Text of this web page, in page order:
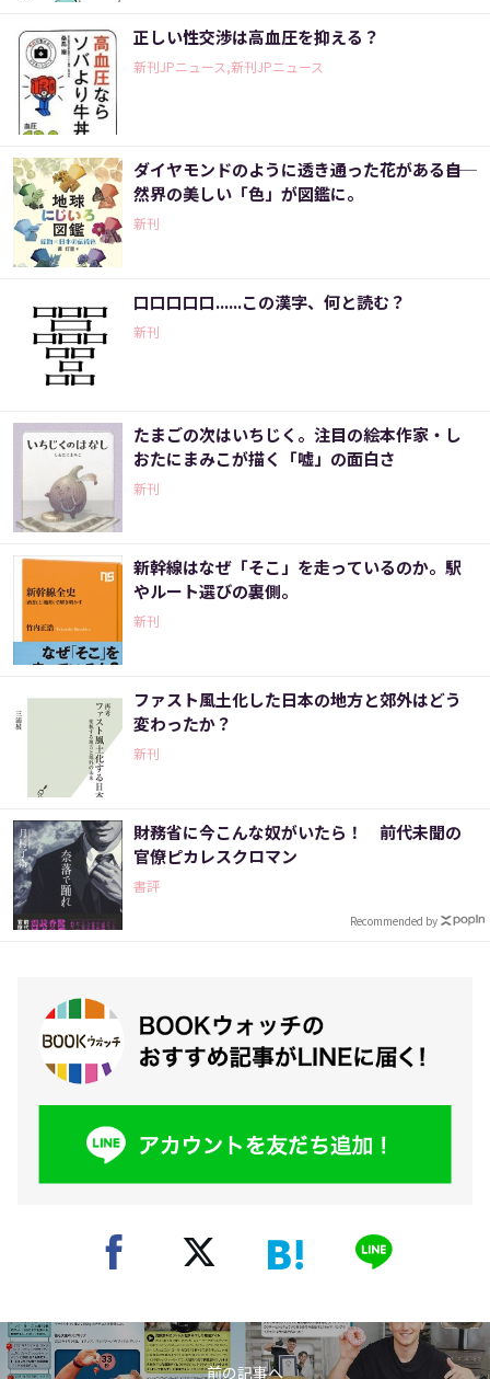
正しい性交渉は高血圧を抑える？
新刊JPニュース,新刊JPニュース
ダイヤモンドのように透き通った花がある――自
然界の美しい「色」が図鑑に。
新刊
口口口口口......この漢字、何と読む？
新刊
たまごの次はいちじく。注目の絵本作家・し
おたにまみこが描く「嘘」の面白さ
新刊
新幹線はなぜ「そこ」を走っているのか。駅
やルート選びの裏側。
新刊
ファスト風土化した日本の地方と郊外はどう
変わったか？
新刊
財務省に今こんな奴がいたら！ 前代未聞の
官僚ピカレスクロマン
書評
Recommended by
前の記事へ